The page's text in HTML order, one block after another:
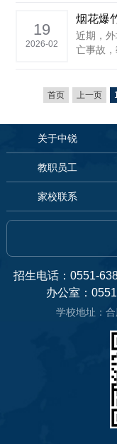
务地点
19
2026-02
烟花爆
近期，
亡事故
禁超量储存。 三、严禁将产品
禁在零
首页 上一页
关于中锐
教职员工
家校联系
招生电话：0551-
办公室：
学校地址：